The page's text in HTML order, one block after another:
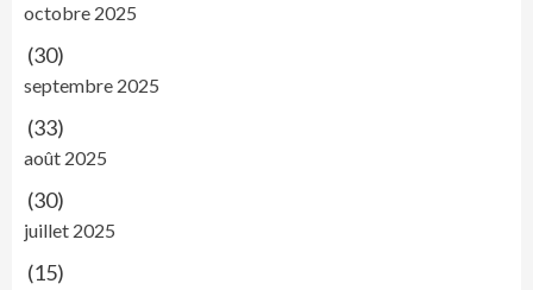
octobre 2025
(30)
septembre 2025
(33)
août 2025
(30)
juillet 2025
(15)